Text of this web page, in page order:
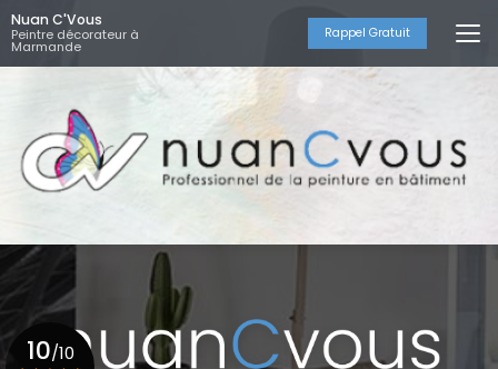
Aller
au
contenu
principal
Nuan C'Vous
Peintre décorateur à
Marmande
Rappel Gratuit
10/10